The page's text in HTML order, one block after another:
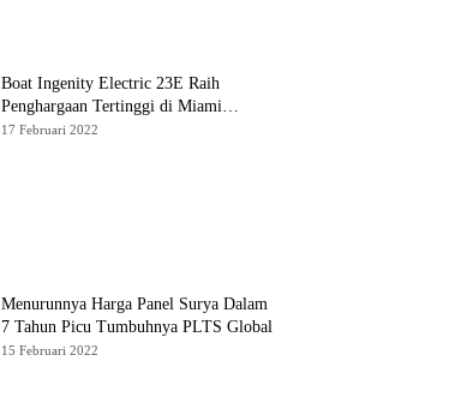
Boat Ingenity Electric 23E Raih
Penghargaan Tertinggi di Miami
International Boat Show
17 Februari 2022
Menurunnya Harga Panel Surya Dalam
7 Tahun Picu Tumbuhnya PLTS Global
15 Februari 2022